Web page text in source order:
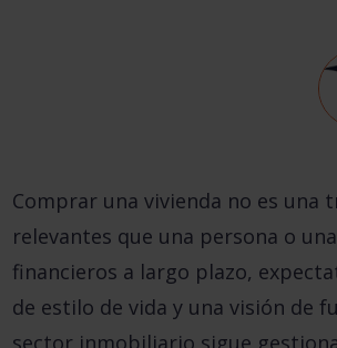
Comprar una vivienda no es una
relevantes que una persona o
financieros a largo plazo,
de estilo de vida y una visión de
sector inmobiliario sigue